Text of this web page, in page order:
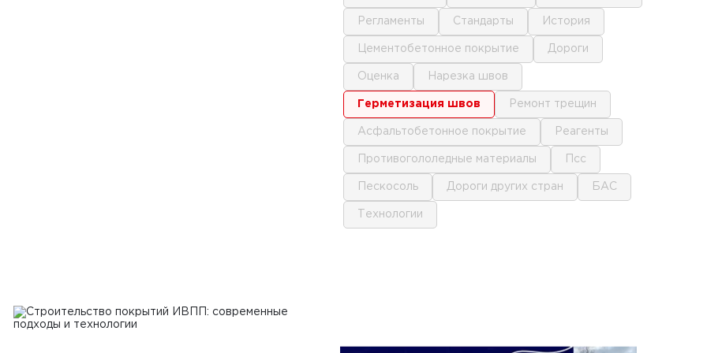
регламенты стандарты история
цементобетонное покрытие дороги
оценка нарезка швов
герметизация швов ремонт трещин
асфальтобетонное покрытие реагенты
противогололедные материалы псс
пескосоль дороги других стран БАС
технологии